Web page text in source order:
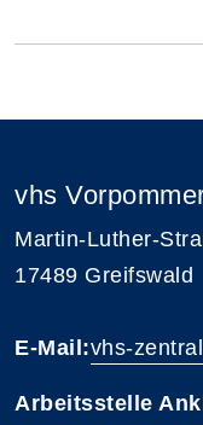
vhs
Martin-Luther-
17489 Greifswald
E-Mail:vhs-
Arbeitsstelle